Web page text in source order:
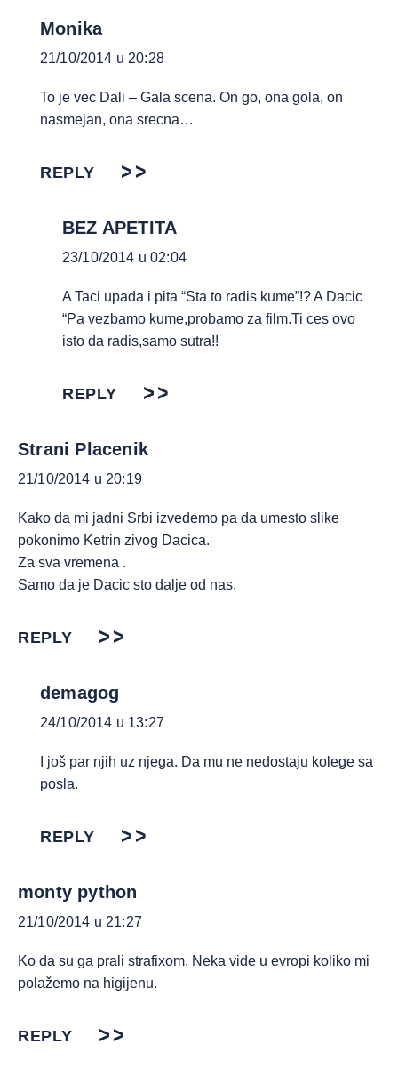
Monika
21/10/2014 u 20:28
To je vec Dali – Gala scena. On go, ona gola, on
nasmejan, ona srecna…
REPLY
BEZ APETITA
23/10/2014 u 02:04
A Taci upada i pita “Sta to radis kume”!? A Dacic
“Pa vezbamo kume,probamo za film.Ti ces ovo
isto da radis,samo sutra!!
REPLY
Strani Placenik
21/10/2014 u 20:19
Kako da mi jadni Srbi izvedemo pa da umesto slike
pokonimo Ketrin zivog Dacica.
Za sva vremena .
Samo da je Dacic sto dalje od nas.
REPLY
demagog
24/10/2014 u 13:27
I još par njih uz njega. Da mu ne nedostaju kolege sa
posla.
REPLY
monty python
21/10/2014 u 21:27
Ko da su ga prali strafixom. Neka vide u evropi koliko mi
polažemo na higijenu.
REPLY